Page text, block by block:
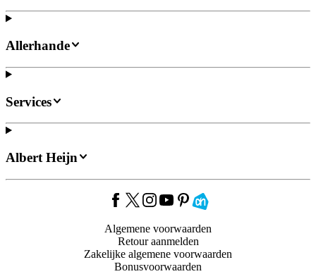
Allerhande
Services
Albert Heijn
Algemene voorwaarden
Retour aanmelden
Zakelijke algemene voorwaarden
Bonusvoorwaarden